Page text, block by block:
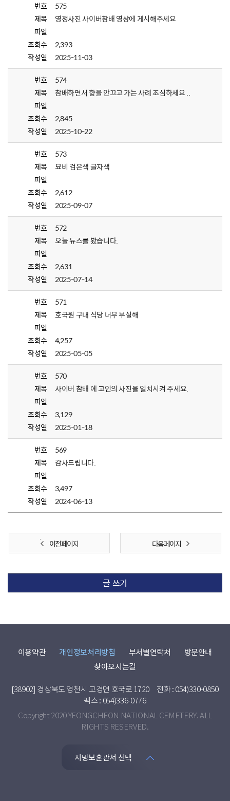
번호
575
제목
영정사진 사이버참배 영상에 게시해주세요
파일
조회수
2,393
작성일
2025-11-03
번호
574
제목
참배하면서 향을 안끄고 가는 사례 조심하세요 ..
파일
조회수
2,845
작성일
2025-10-22
번호
573
제목
묘비 검은색 글자색
파일
조회수
2,612
작성일
2025-09-07
번호
572
제목
오늘 뉴스를 봤습니다.
파일
조회수
2,631
작성일
2025-07-14
번호
571
제목
호국원 구내 식당 너무 부실해
파일
조회수
4,257
작성일
2025-05-05
번호
570
제목
사이버 참배 에 고인의 사진을 일치시켜 주세요.
파일
조회수
3,129
작성일
2025-01-18
번호
569
제목
감사드립니다.
파일
조회수
3,497
작성일
2024-06-13
이전 페이지 다음 페이지
글 쓰기
이용약관 개인정보처리방침 부서별연락처
방문안내
찾아오시는길
[38902] 경상북도 영천시 고경면 호국로 1720
전화 : 054)330-0850
팩스 : 054)336-0776
Copyright 2020 YEONGCHEON NATIONAL CEMETERY. ALL
RIGHTS RESERVED.
지방보훈관서 선택